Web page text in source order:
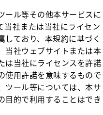
ール等その他本サービスに
当社または当社にライセン
しており、本規約に基づく
当社ウェブサイトまたは本
は当社にライセンスを許諾
使用許諾を意味するもので
ツール等については、本サ
目的で利用することはでき